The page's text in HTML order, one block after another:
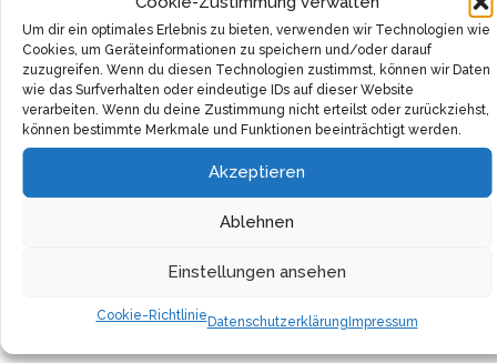
Um dir ein optimales Erlebnis zu bieten, verwenden wir Technologien wie
Cookies, um Geräteinformationen zu speichern und/oder darauf
zuzugreifen. Wenn du diesen Technologien zustimmst, können wir Daten
wie das Surfverhalten oder eindeutige IDs auf dieser Website
verarbeiten. Wenn du deine Zustimmung nicht erteilst oder zurückziehst,
können bestimmte Merkmale und Funktionen beeinträchtigt werden.
Akzeptieren
Ablehnen
Einstellungen ansehen
Cookie-RichtlinieDatenschutzerklärungImpressum
Qualität sprach für sich und überzeugte uns davon, dass
dieses Produkt einfach perfekt für den täglichen
Genuss ist.
Der hohe Qualitätsstandard wird durch den direkten
Kontakt zu den Farmen und den Bauern gewährleistet.
Wir kennen jeden einzelnen persönlich und können
daher sicherstellen, dass unser Jinjing Jasmintee stets
Nachhaltiger Anbau und eine sorgfältige Verarbeitung
machen ihn zu einem Produkt, das seinesgleichen